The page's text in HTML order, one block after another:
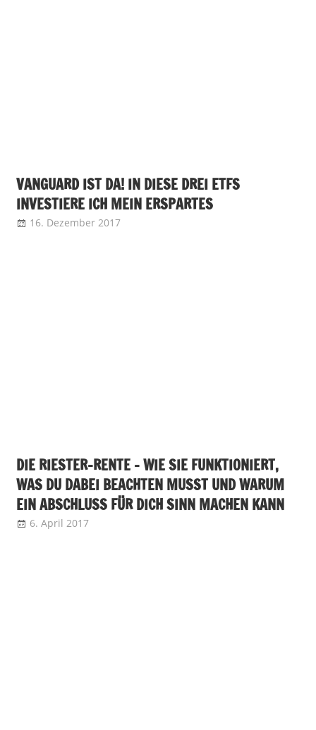
VANGUARD IST DA! IN DIESE DREI ETFS
INVESTIERE ICH MEIN ERSPARTES
16. Dezember 2017
DIE RIESTER-RENTE – WIE SIE FUNKTIONIERT,
WAS DU DABEI BEACHTEN MUSST UND WARUM
EIN ABSCHLUSS FÜR DICH SINN MACHEN KANN
6. April 2017